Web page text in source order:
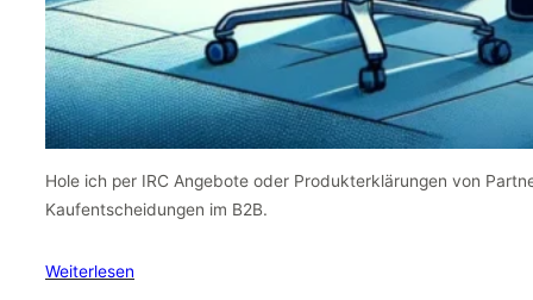
Hole ich per IRC Angebote oder Produkterklärungen von
Kaufentscheidungen im B2B.
Weiterlesen